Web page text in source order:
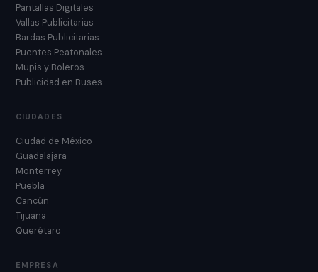
Pantallas Digitales
Vallas Publicitarias
Bardas Publicitarias
Puentes Peatonales
Mupis y Boleros
Publicidad en Buses
CIUDADES
Ciudad de México
Guadalajara
Monterrey
Puebla
Cancún
Tijuana
Querétaro
EMPRESA